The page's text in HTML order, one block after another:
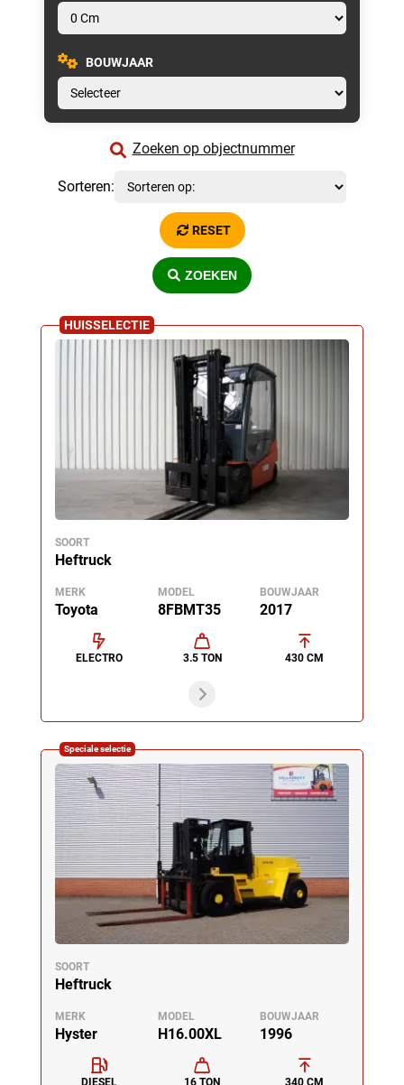
BOUWJAAR
Zoeken op objectnummer
Sorteren:
RESET
ZOEKEN
SOORT
Heftruck
MERK
Toyota
MODEL
8FBMT35
BOUWJAAR
2017
ELECTRO 3.5 TON 430 CM
SOORT
Heftruck
MERK
Hyster
MODEL
H16.00XL
BOUWJAAR
1996
DIESEL 16 TON 340 CM